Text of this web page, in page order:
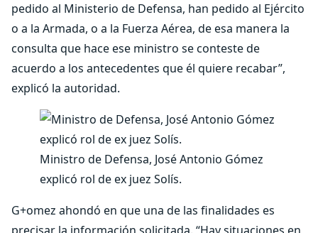
pedido al Ministerio de Defensa, han pedido al Ejército
o a la Armada, o a la Fuerza Aérea, de esa manera la
consulta que hace ese ministro se conteste de
acuerdo a los antecedentes que él quiere recabar”,
explicó la autoridad.
Ministro de Defensa, José Antonio Gómez
explicó rol de ex juez Solís.
G+omez ahondó en que una de las finalidades es